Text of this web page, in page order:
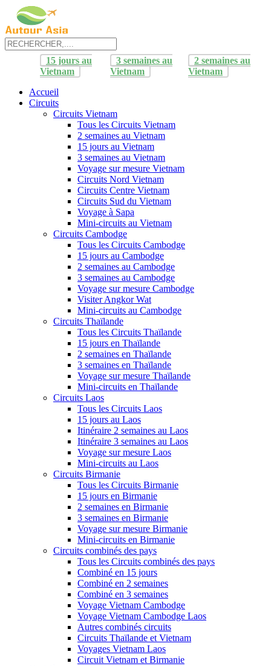
15 jours au
Vietnam
3 semaines au
Vietnam
2 semaines au
Vietnam
Accueil
Circuits
Circuits Vietnam
Tous les Circuits Vietnam
2 semaines au Vietnam
15 jours au Vietnam
3 semaines au Vietnam
Voyage sur mesure Vietnam
Circuits Nord Vietnam
Circuits Centre Vietnam
Circuits Sud du Vietnam
Voyage à Sapa
Mini-circuits au Vietnam
Circuits Cambodge
Tous les Circuits Cambodge
15 jours au Cambodge
2 semaines au Cambodge
3 semaines au Cambodge
Voyage sur mesure Cambodge
Visiter Angkor Wat
Mini-circuits au Cambodge
Circuits Thaïlande
Tous les Circuits Thaïlande
15 jours en Thaïlande
2 semaines en Thaïlande
3 semaines en Thaïlande
Voyage sur mesure Thaïlande
Mini-circuits en Thaïlande
Circuits Laos
Tous les Circuits Laos
15 jours au Laos
Itinéraire 2 semaines au Laos
Itinéraire 3 semaines au Laos
Voyage sur mesure Laos
Mini-circuits au Laos
Circuits Birmanie
Tous les Circuits Birmanie
15 jours en Birmanie
2 semaines en Birmanie
3 semaines en Birmanie
Voyage sur mesure Birmanie
Mini-circuits en Birmanie
Circuits combinés des pays
Tous les Circuits combinés des pays
Combiné en 15 jours
Combiné en 2 semaines
Combiné en 3 semaines
Voyage Vietnam Cambodge
Voyage Vietnam Cambodge Laos
Autres combinés circuits
Circuits Thaïlande et Vietnam
Voyages Vietnam Laos
Circuit Vietnam et Birmanie